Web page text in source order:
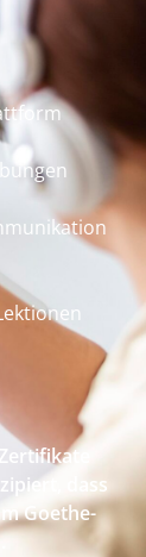
dass
Goethe-